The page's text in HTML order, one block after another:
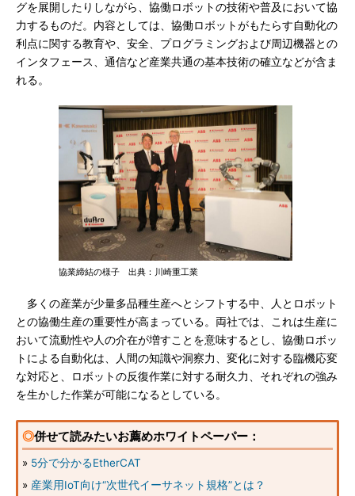
グを展開したりしながら、協働ロボットの技術や普及において協
力するものだ。内容としては、協働ロボットがもたらす自動化の
利点に関する教育や、安全、プログラミングおよび周辺機器との
インタフェース、通信など産業共通の基本技術の確立などが含ま
れる。
協業締結の様子 出典：川崎重工業
多くの産業が少量多品種生産へとシフトする中、人とロボット
との協働生産の重要性が高まっている。両社では、これは生産に
おいて流動性や人の介在が増すことを意味するとし、協働ロボッ
トによる自動化は、人間の知識や洞察力、変化に対する臨機応変
な対応と、ロボットの反復作業に対する耐久力、それぞれの強み
を生かした作業が可能になるとしている。
◎併せて読みたいお薦めホワイトペーパー：
» 5分で分かるEtherCAT
» 産業用IoT向け“次世代イーサネット規格”とは？